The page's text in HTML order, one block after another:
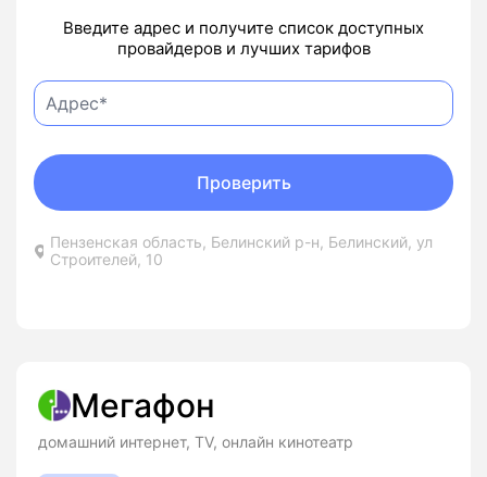
Введите адрес и получите список доступных
провайдеров и лучших тарифов
Пензенская область, Белинский р-н, Белинский, ул
Строителей, 10
Проверить
Мегафон
домашний интернет, TV, онлайн кинотеатр